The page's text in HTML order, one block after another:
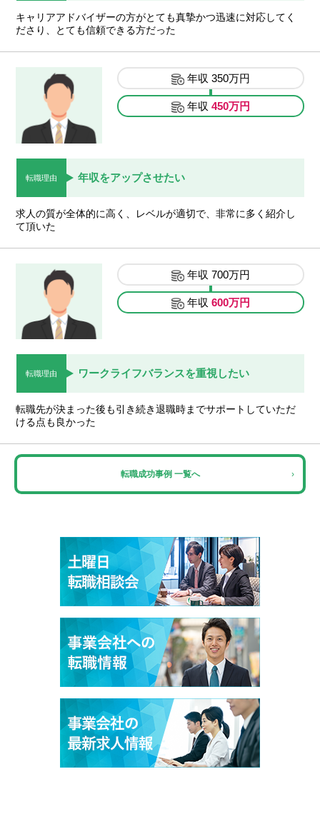
キャリアアドバイザーの方がとても真摯かつ迅速に対応してく
ださり、とても信頼できる方だった
年収350万円
年収450万円
転職理由 年収をアップさせたい
求人の質が全体的に高く、レベルが適切で、非常に多く紹介し
て頂いた
年収700万円
年収600万円
転職理由 ワークライフバランスを重視したい
転職先が決まった後も引き続き退職時までサポートしていただ
ける点も良かった
転職成功事例 一覧へ ›